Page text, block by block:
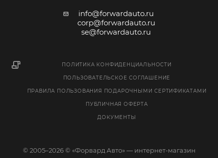
info@forwardauto.ru
corp@forwardauto.ru
se@forwardauto.ru
ПОЛИТИКА КОНФИДЕНЦИАЛЬНОСТИ
ПОЛЬЗОВАТЕЛЬСКОЕ СОГЛАШЕНИЕ
ПРАВИЛА ПОЛЬЗОВАНИЯ ПОДАРОЧНЫМИ СЕРТИФИКАТАМИ
ПУБЛИЧНАЯ ОФЕРТА
ДОКУМЕНТЫ
© 2005–2026 © «Форвард Авто» — интернет-магазин